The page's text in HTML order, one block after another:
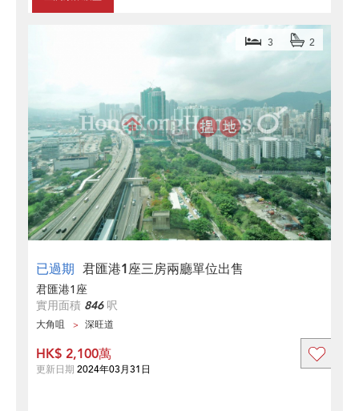
已過期 君匯港1座三房兩廳單位出售
3 2
君匯港1座
實用面積 846呎
大角咀 深旺道
HK$ 2,100萬
更新日期 2024年03月31日